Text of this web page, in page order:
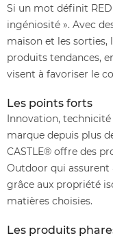
Si un mot définit RED
ingéniosité ». Avec
maison et les sorties,
produits tendances,
visent à favoriser le
Les points forts
Innovation,
marque depuis plus
CASTLE® offre des
Outdoor qui assurent
grâce aux propriété
matières choisies.
Les produits